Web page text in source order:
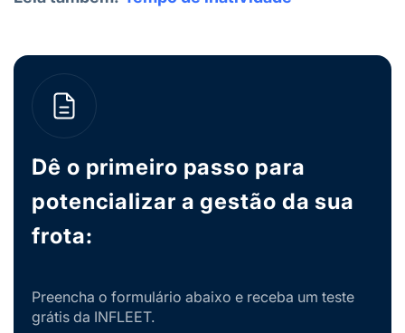
Dê o primeiro passo para
potencializar a gestão da sua
frota:
Preencha o formulário abaixo e receba um teste
grátis da INFLEET.